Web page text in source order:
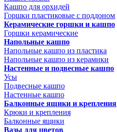
Кашпо для орхидей
Горшки пластиковые с поддоном
Керамические горшки и кашпо
Горшки керамические
Напольные кашпо
Напольные кашпо из пластика
Напольные кашпо из керамики
Настенные и подвесные кашпо
Усы
Подвесные кашпо
Настенные кашпо
Балконные ящики и крепления
Крюки и крепления
Балконные ящики
Вазы для цветов